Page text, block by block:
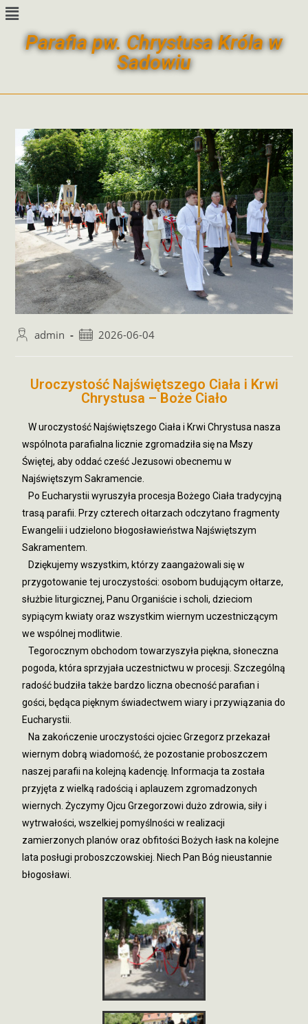
Parafia pw. Chrystusa Króla w
Sadowiu
admin 2026-06-04
Uroczystość Najświętszego Ciała i Krwi
Chrystusa – Boże Ciało
W uroczystość Najświętszego Ciała i Krwi Chrystusa nasza
wspólnota parafialna licznie zgromadziła się na Mszy
Świętej, aby oddać cześć Jezusowi obecnemu w
Najświętszym Sakramencie.
Po Eucharystii wyruszyła procesja Bożego Ciała tradycyjną
trasą parafii. Przy czterech ołtarzach odczytano fragmenty
Ewangelii i udzielono błogosławieństwa Najświętszym
Sakramentem.
Dziękujemy wszystkim, którzy zaangażowali się w
przygotowanie tej uroczystości: osobom budującym ołtarze,
służbie liturgicznej, Panu Organiście i scholi, dzieciom
sypiącym kwiaty oraz wszystkim wiernym uczestniczącym
we wspólnej modlitwie.
Tegorocznym obchodom towarzyszyła piękna, słoneczna
pogoda, która sprzyjała uczestnictwu w procesji. Szczególną
radość budziła także bardzo liczna obecność parafian i
gości, będąca pięknym świadectwem wiary i przywiązania do
Eucharystii.
Na zakończenie uroczystości ojciec Grzegorz przekazał
wiernym dobrą wiadomość, że pozostanie proboszczem
naszej parafii na kolejną kadencję. Informacja ta została
przyjęta z wielką radością i aplauzem zgromadzonych
wiernych. Życzymy Ojcu Grzegorzowi dużo zdrowia, siły i
wytrwałości, wszelkiej pomyślności w realizacji
zamierzonych planów oraz obfitości Bożych łask na kolejne
lata posługi proboszczowskiej. Niech Pan Bóg nieustannie
błogosławi.